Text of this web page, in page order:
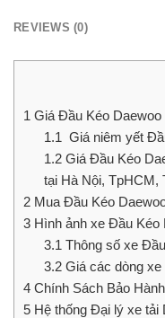
REVIEWS (0)
1 Giá Đầu Kéo Daewoo
1.1 Giá niêm yết
1.2Giá Đầu Kéo
tại Hà Nội, TpHCM,
2 Mua Đầu Kéo
3 Hình ảnh xe Đầu Kéo
3.1 Thông số xe
3.2Giá các dòng xe
4 Chính Sách Bảo Hành
5 Hệ thống Đại lý xe tải